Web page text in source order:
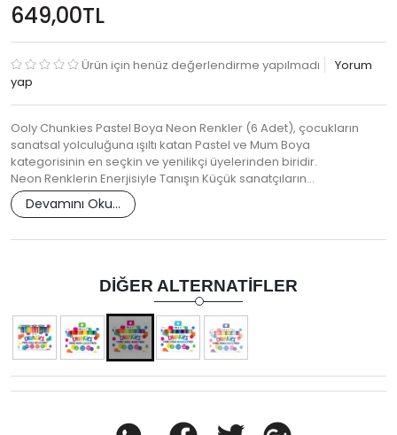
649,00TL
Ürün için henüz değerlendirme yapılmadı
Yorum
yap
Ooly Chunkies Pastel Boya Neon Renkler (6 Adet), çocukların
sanatsal yolculuğuna ışıltı katan Pastel ve Mum Boya
kategorisinin en seçkin ve yenilikçi üyelerinden biridir.
Neon Renklerin Enerjisiyle Tanışın Küçük sanatçıların…
Devamını Oku...
DIĞER ALTERNATIFLER